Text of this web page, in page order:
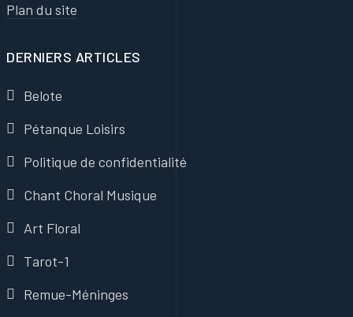
Plan du site
DERNIERS ARTICLES
Belote
Pétanque Loisirs
Politique de confidentialité
Chant Choral Musique
Art Floral
Tarot-1
Remue-Méninges